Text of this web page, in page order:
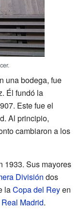
una bodega, fue
Él fundó la
Este fue el
Al principio,
cambiaron a los
1933. Sus mayores
División dos
laCopa del Reyen
Real Madrid.